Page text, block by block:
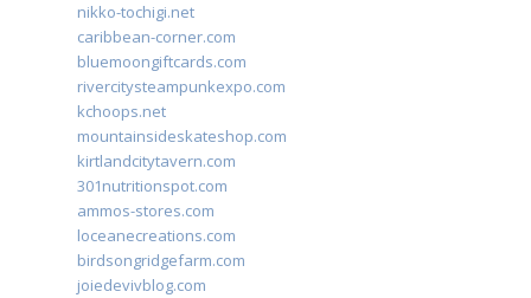
nikko-tochigi.net
caribbean-corner.com
bluemoongiftcards.com
rivercitysteampunkexpo.com
kchoops.net
mountainsideskateshop.com
kirtlandcitytavern.com
301nutritionspot.com
ammos-stores.com
loceanecreations.com
birdsongridgefarm.com
joiedevivblog.com